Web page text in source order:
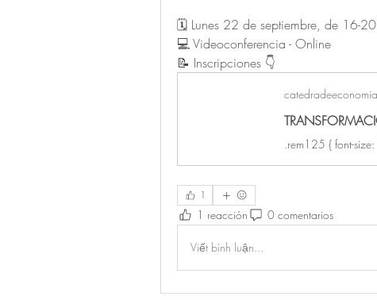
🗓️ Lunes 22 de septiembre, de 16-
💻 Videoconferencia - Online
📝 Inscripciones 👇
.rem125 { font-
1
1 reacción 0 comentarios
Viết bình luận...